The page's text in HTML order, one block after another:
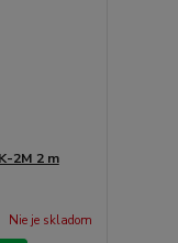
2M 2 m
Nie je skladom